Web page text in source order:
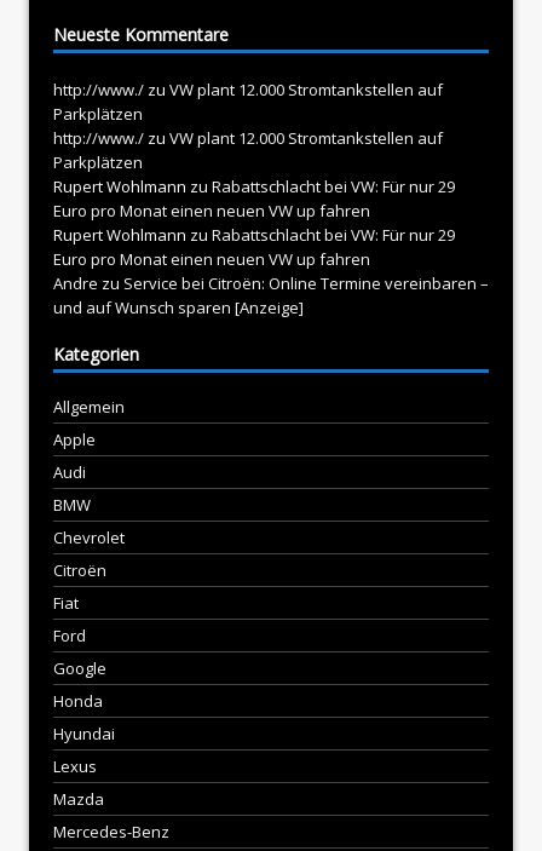
Neueste Kommentare
http://www./ zu VW plant 12.000 Stromtankstellen auf
Parkplätzen
http://www./ zu VW plant 12.000 Stromtankstellen auf
Parkplätzen
Rupert Wohlmann zu Rabattschlacht bei VW: Für nur 29
Euro pro Monat einen neuen VW up fahren
Rupert Wohlmann zu Rabattschlacht bei VW: Für nur 29
Euro pro Monat einen neuen VW up fahren
Andre zu Service bei Citroën: Online Termine vereinbaren –
und auf Wunsch sparen [Anzeige]
Kategorien
Allgemein
Apple
Audi
BMW
Chevrolet
Citroën
Fiat
Ford
Google
Honda
Hyundai
Lexus
Mazda
Mercedes-Benz